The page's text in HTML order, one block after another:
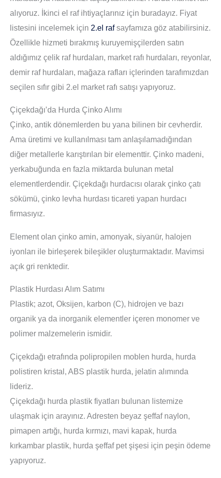
alıyoruz. İkinci el raf ihtiyaçlarınız için buradayız. Fiyat
listesini incelemek için 2.el rafsayfamıza göz atabilirsiniz.
Özellikle hizmeti bırakmış kuruyemişçilerden satın
aldığımız çelik raf hurdaları, market rafı hurdaları, reyonlar,
demir raf hurdaları, mağaza rafları içlerinden tarafımızdan
seçilen sıfır gibi 2.el market rafı satışı yapıyoruz.
Çiçekdağı’da Hurda Çinko Alımı
Çinko, antik dönemlerden bu yana bilinen bir cevherdir.
Ama üretimi ve kullanılması tam anlaşılamadığından
diğer metallerle karıştırılan bir elementtir. Çinko madeni,
yerkabuğunda en fazla miktarda bulunan metal
elementlerdendir. Çiçekdağı hurdacısı olarak çinko çatı
sökümü, çinko levha hurdası ticareti yapan hurdacı
firmasıyız.
Element olan çinko amin, amonyak, siyanür, halojen
iyonları ile birleşerek bileşikler oluşturmaktadır. Mavimsi
açık gri renktedir.
Plastik Hurdası Alım Satımı
Plastik; azot, Oksijen, karbon (C), hidrojen ve bazı
organik ya da inorganik elementler içeren monomer ve
polimer malzemelerin ismidir.
Çiçekdağı etrafında polipropilen moblen hurda, hurda
polistiren kristal, ABS plastik hurda, jelatin alımında
lideriz.
Çiçekdağı hurda plastik fiyatları bulunan listemize
ulaşmak için arayınız. Adresten beyaz şeffaf naylon,
pimapen artığı, hurda kırmızı, mavi kapak, hurda
kırkambar plastik, hurda şeffaf pet şişesi için peşin ödeme
yapıyoruz.